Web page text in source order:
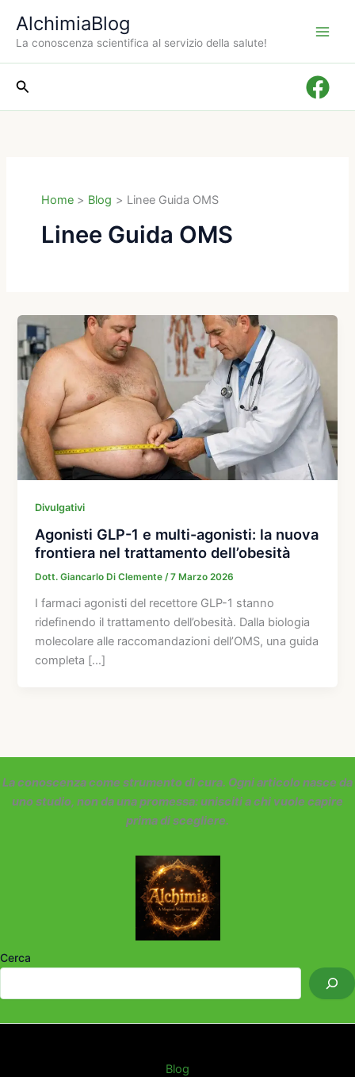
contenuto
AlchimiaBlog
La conoscenza scientifica al servizio della salute!
Cerca
Home Blog Linee Guida OMS
Linee Guida OMS
Divulgativi
Agonisti GLP-1 e multi-agonisti: la nuova
frontiera nel trattamento dell’obesità
Dott. Giancarlo Di Clemente/7 Marzo 2026
I farmaci agonisti del recettore GLP-1 stanno
ridefinendo il trattamento dell’obesità. Dalla biologia
molecolare alle raccomandazioni dell’OMS, una guida
completa […]
La conoscenza come strumento di cura. Ogni articolo nasce da
uno studio, non da una promessa: unisciti a chi vuole capire
prima di scegliere.
Cerca
Blog